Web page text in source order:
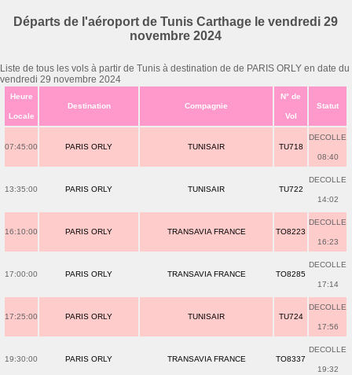
Départs de l'aéroport de Tunis Carthage le vendredi 29
novembre 2024
Liste de tous les vols à partir de Tunis à destination de de PARIS ORLY en date du
vendredi 29 novembre 2024
Heure
Locale
Destination Compagnie
N° de
Vol
Statut
07:45:00 PARIS ORLY TUNISAIR TU718
DECOLLE
08:40
13:35:00 PARIS ORLY TUNISAIR TU722
DECOLLE
14:02
16:10:00 PARIS ORLY TRANSAVIA FRANCE TO8223
DECOLLE
16:23
17:00:00 PARIS ORLY TRANSAVIA FRANCE TO8285
DECOLLE
17:14
17:25:00 PARIS ORLY TUNISAIR TU724
DECOLLE
17:56
19:30:00 PARIS ORLY TRANSAVIA FRANCE TO8337
DECOLLE
19:32